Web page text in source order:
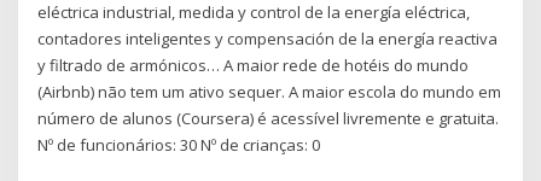
eléctrica industrial, medida y control de la energía eléctrica,
contadores inteligentes y compensación de la energía reactiva
y filtrado de armónicos… A maior rede de hotéis do mundo
(Airbnb) não tem um ativo sequer. A maior escola do mundo em
número de alunos (Coursera) é acessível livremente e gratuita.
Nº de funcionários: 30 Nº de crianças: 0